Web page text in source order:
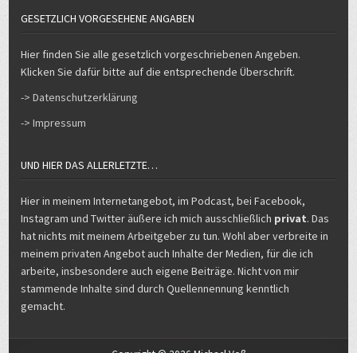
GESETZLICH VORGESEHENE ANGABEN
Hier finden Sie alle gesetzlich vorgeschriebenen Angeben.
Klicken Sie dafür bitte auf die entsprechende Überschrift.
-> Datenschutzerklärung
-> Impressum
UND HIER DAS ALLERLETZTE…
Hier in meinem Internetangebot, im Podcast, bei Facebook,
Instagram und Twitter äußere ich mich ausschließlich privat. Das
hat nichts mit meinem Arbeitgeber zu tun. Wohl aber verbreite in
meinem privaten Angebot auch Inhalte der Medien, für die ich
arbeite, insbesondere auch eigene Beiträge. Nicht von mir
stammende Inhalte sind durch Quellennennung kenntlich
gemacht.